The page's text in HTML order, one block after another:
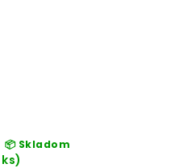
📦 Skladom
ks)